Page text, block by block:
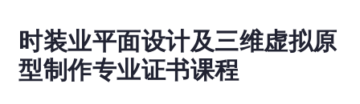
时装业平面设计及三维虚拟原
型制作专业证书课程